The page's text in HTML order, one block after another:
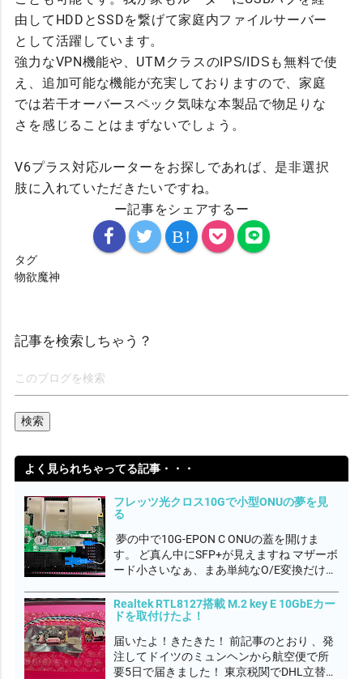
由してHDDとSSDを繋げて家庭内ファイルサーバー
として活躍しています。
強力なVPN機能や、UTMクラスの IPS/IDSも無料で使
え、追加可能な機能が充実しておりますので、家庭
では若干オーバースペック気味な本製品で物足りな
さを感じることはまずないでしょう。
V6プラス対応ルーターをお探しであれば、是非選択
肢に入れていただきたいですね。
ー記事をシェアするー
B!
タグ
物欲魔神
記事を検索しちゃう？
よく見られちゃってる記事・・・
フレッツ光クロス10Gで小型ONUの夢を見
る
夢の中で10G-EPON C ONUの蓋を開けま
す。 ど真ん中にSFP+が見えますね マザーボ
ード小さいなぁ、まあ単純なO/E変換だけだ
WTDのSFP+光トランシーバーモジュールで
すね フレッツ網のONU認証はMACアドレス
Realtek RTL8127搭載 M.2 key E 10GbEカー
ドを取付けたよ！
届いたよ！きたきた！ 前記事のとおり 、発
注してドイツのミュンヘンから航空便で所
要5日で届きました！ 東京税関でDHL立替の